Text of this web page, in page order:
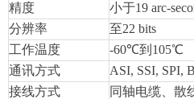
精度
小于19 arc-
分辨率
至22 bits
工作温度
-60℃到105℃
通讯方式
ASI, SSI, SPI,
接线方式
同轴电缆、散